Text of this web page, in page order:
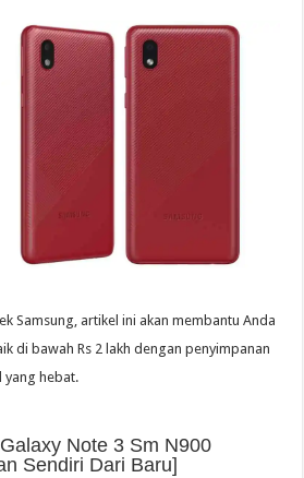
Samsung, artikel ini akan membantu Anda
di bawah Rs 2 lakh dengan penyimpanan
yang hebat.
Note 3 Sm N900
Sendiri Dari Baru]